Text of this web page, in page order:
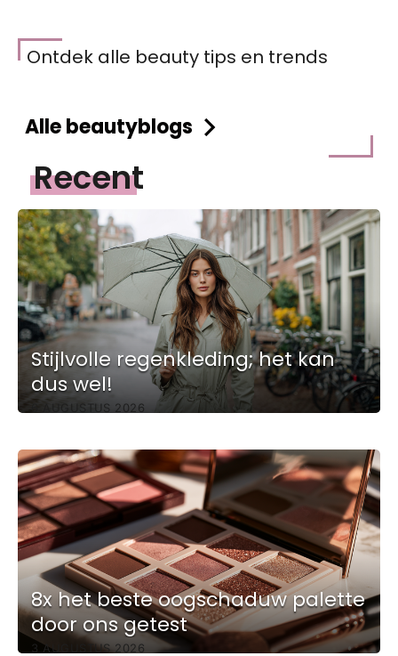
Ontdek alle beauty tips en trends
Alle beautyblogs
Recent
Stijlvolle regenkleding; het kan
dus wel!
6 AUGUSTUS 2026
8x het beste oogschaduw palette
door ons getest
3 AUGUSTUS 2026